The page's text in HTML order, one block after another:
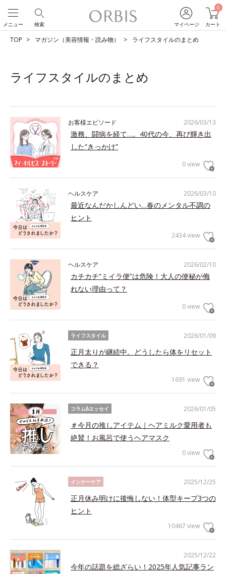
マイページ
0
カート
検索
メニュー
TOP マガジン（美容情報・読み物） ライフスタイルのまとめ
ライフスタイルのまとめ
2026/03/13
お客様エピソード
激務、闘病を経て…。40代の今、再び輝き出
した“きっかけ”
0 view
2026/03/10
ヘルスケア
最近なんだかしんどい…春のメンタル不調の
ヒント
2434 view
2026/02/10
ヘルスケア
カチカチ“ミイラ便”は危険！大人の便秘が侮
れない理由って？
0 view
2026/01/09
ライフスタイル
正月太りが継続中。どうしたら体をリセット
できる？
1691 view
2026/01/05
コラム&エッセイ
＃今月の推しアイテム｜ヘアミルク愛用者も
絶賛！お風呂で使うヘアマスク
0 view
2025/12/25
インナーケア
正月休み明けに後悔しない！体型キープ3つの
ヒント
10467 view
2025/12/22
今年の話題を総ざらい！2025年人気記事ラン